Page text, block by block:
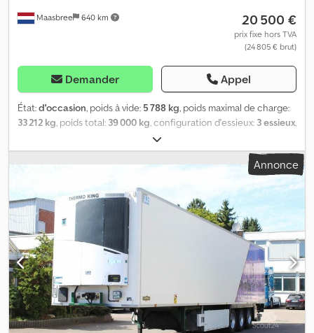
Maasbree 640 km 20 500 €
prix fixe hors TVA
(24 805 € brut)
Demander Appel
État:d'occasion, poids à vide: 5 788 kg, poids maximal de charge:
33 212 kg, poids total: 39 000 kg, configuration d'essieux: 3 essieux,
07/2022
07/2027, suspension:air, Année de construction:2022,
, Poids à vide : 5 788 kg, poids total autorisé en
charge (PTAC) : 39 000 kg, suspension pneumatique, protection
anti-encastrement, essieu relevable avant et arrière, système de
freinage électronique EBS, connecteur 1 x 15 broches et
2 x 7 broches, dispositif anti-projection, vous trouverez l’ensemble
de notre offre de véhicules sur notre site. Souhaitez-vous un
financement ? Grâce à nos services à valeur ajoutée, nous vous
proposons des solutions de financement personnalisées, ainsi
que des services de maintenance complète et des services de
télématique. Nous serons ravis de vous conseiller. Dedpfxszr Ryio
Af Reck
Annonce